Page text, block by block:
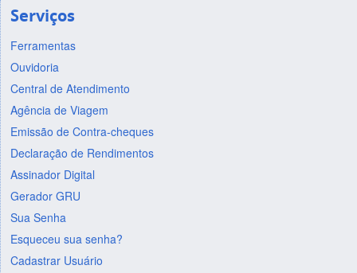
Serviços
Ferramentas
Ouvidoria
Central de Atendimento
Agência de Viagem
Emissão de Contra-cheques
Declaração de Rendimentos
Assinador Digital
Gerador GRU
Sua Senha
Esqueceu sua senha?
Cadastrar Usuário